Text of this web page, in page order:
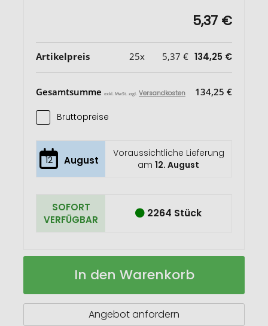
5,37 €
Artikelpreis 25x 5,37 € 134,25 €
Gesamtsumme exkl. MwSt. zzgl. Versandkosten 134,25 €
Bruttopreise
12 August
Voraussichtliche Lieferung
am12. August
SOFORT
VERFÜGBAR
2264 Stück
5-
Aluminium
Auf
In den Warenkorb
Angebot anfordern